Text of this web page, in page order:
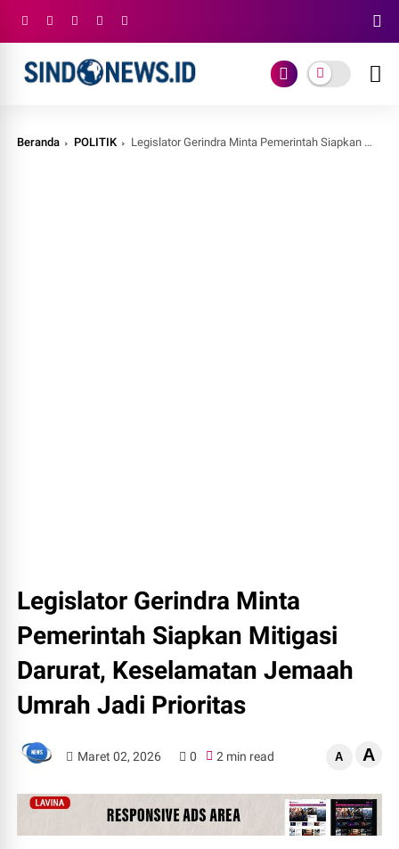
Beranda POLITIK Legislator Gerindra Minta Pemerintah Siapkan Mitigasi Darurat, Keselamatan Jemaah Umrah Jadi Prioritas
Legislator Gerindra Minta
Pemerintah Siapkan Mitigasi
Darurat, Keselamatan Jemaah
Umrah Jadi Prioritas
Maret 02, 2026 0 2 min read A A